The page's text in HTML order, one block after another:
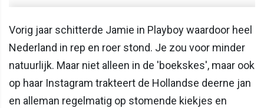
Vorig jaar schitterde Jamie in Playboy waardoor heel
Nederland in rep en roer stond. Je zou voor minder
natuurlijk. Maar niet alleen in de 'boekskes', maar ook
op haar Instagram trakteert de Hollandse deerne jan
en alleman regelmatig op stomende kiekjes en